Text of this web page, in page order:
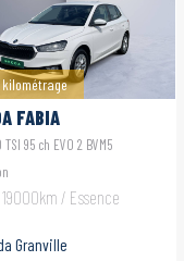
FABIA
TSI 95 ch EVO 2 BVM5
/ Essence
Granville